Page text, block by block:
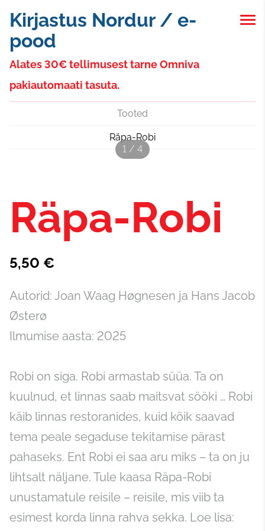
Kirjastus Nordur / e-
pood
Alates 30€ tellimusest tarne Omniva
pakiautomaati tasuta.
Tooted
Räpa-Robi
1 / 4
Räpa-Robi
5,50 €
Autorid: Joan Waag Høgnesen ja Hans Jacob
Østerø
Ilmumise aasta: 2025
Robi on siga. Robi armastab süüa. Ta on
kuulnud, et linnas saab maitsvat sööki … Robi
käib linnas restoranides, kuid kõik saavad
tema peale segaduse tekitamise pärast
pahaseks. Ent Robi ei saa aru miks – ta on ju
lihtsalt näljane. Tule kaasa Räpa-Robi
unustamatule reisile – reisile, mis viib ta
esimest korda linna rahva sekka. Loe lisa: